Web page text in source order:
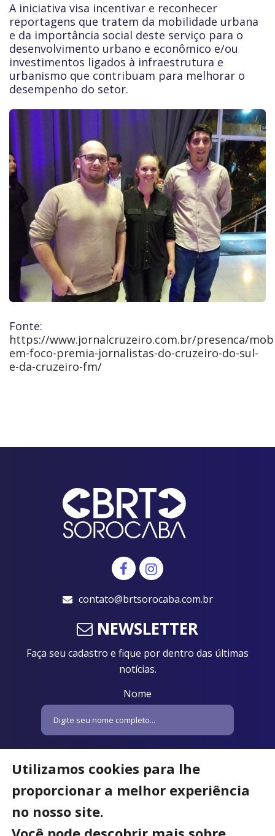
A iniciativa visa incentivar e reconhecer
reportagens que tratem da mobilidade urbana
e da importância social deste serviço para o
desenvolvimento urbano e econômico e/ou
investimentos ligados à infraestrutura e
urbanismo que contribuam para melhorar o
desempenho do setor.
Fonte:
https://www.jornalcruzeiro.com.br/presenca/
em-foco-premia-jornalistas-do-cruzeiro-do-sul-
e-da-cruzeiro-fm/
contato@brtsorocaba.com.br
NEWSLETTER
Faça seu cadastro e fique por dentro das últimas
notícias.
Nome
Email
Utilizamos cookies para lhe
proporcionar a melhor experiência
no nosso site.